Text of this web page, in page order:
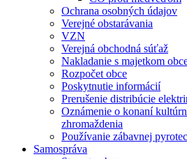
Ochrana osobných údajov
Verejné obstarávania
VZN
Verejná obchodná súťaž
Nakladanie s majetkom
Rozpočet obce
Poskytnutie informácií
Prerušenie distribúcie
Oznámenie o konaní
zhromaždenia
Používanie zábavnej
Samospráva